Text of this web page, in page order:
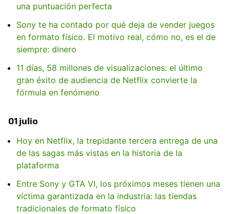
una puntuación perfecta
Sony te ha contado por qué deja de vender juegos
en formato físico. El motivo real, cómo no, es el de
siempre: dinero
11 días, 58 millones de visualizaciones: el último
gran éxito de audiencia de Netflix convierte la
fórmula en fenómeno
01 julio
Hoy en Netflix, la trepidante tercera entrega de una
de las sagas más vistas en la historia de la
plataforma
Entre Sony y GTA VI, los próximos meses tienen una
víctima garantizada en la industria: las tiendas
tradicionales de formato físico